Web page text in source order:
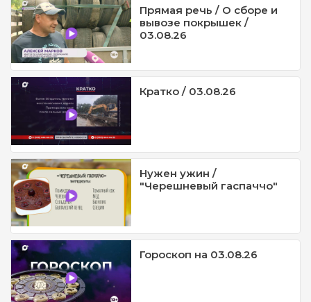
Прямая речь / О сборе и
вывозе покрышек /
03.08.26
Кратко / 03.08.26
Нужен ужин /
"Черешневый гаспаччо"
Гороскоп на 03.08.26